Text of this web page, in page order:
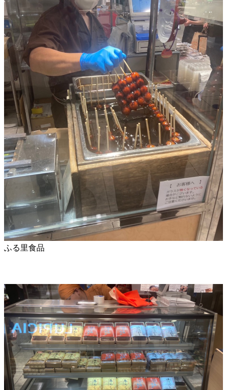
ふる里食品